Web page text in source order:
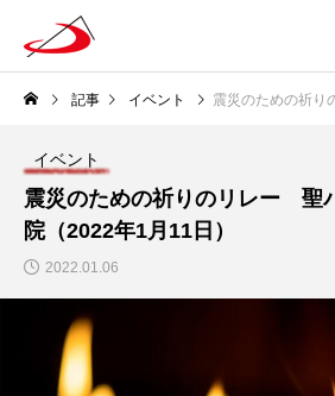
記事 イベント 震災のための祈りのリレー 聖
イベント
震災のための祈りのリレー 聖
院（2022年1月11日）
2022.01.06